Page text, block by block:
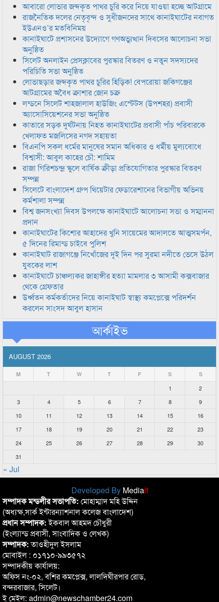
আবারো লোভার জব্দকৃত পাথর চুরি করে নিয়ে যাওয়া হচ্ছে আটগ্রামে
রাজনৈতিক দলের নেতৃবৃন্দ ও সুধীজনদের সাথে কানাইঘাটের নবাগত
ইউএনও’র মতবিনিময়
কানাইঘাটে প্রশাসনের উদ্যোগে গণঅভ্যুত্থান দিবসের আলোচনা সভা
অনুষ্ঠিত
সিলেট অনলাইন প্রেসক্লাবের পুরস্কার বিতরণ ও নতুন সদস্যদের
পরিচিতি সভা অনুষ্ঠিত
লোভাছড়ার জব্দকৃত পাথর চুরির হিড়িক! বেপরোয়া জকিগঞ্জের
আটগ্রামের অবৈধ ক্রাশার জোন চক্র
লন্ডনে সিলেট শাহজালাল হাউজিং এস্টেটস (উপশহর) প্রবাসী
অ্যাসোসিয়েশনের সভা অনুষ্ঠিত
কাতারে সড়ক দুর্ঘটনায় নিহত কানাইঘাটের প্রবাসী পাঁচ পরিবারকে
খেলাফত মজলিসের নগদ সহায়তা
বিএনপি সকল ধর্মের মানুষের সমান অধিকার ও ধর্মীয় মুল্যবোধে
বিশ্বাসী: আবুল কাহের চৌ: শামিম
রাজা গিরিশচন্দ্র স্কুলে বার্ষিক ক্রীড়া প্রতিযোগিতার পুরস্কার বিতরণ
সম্পন্ন
সিলেটে বাংলাদেশ গ্রুপ থিয়েটার ফেডারেশানের বিভাগীয় অভিনয়
কর্মশালা সম্পন্ন
বিশ্ব জনসংখ্যা দিবস উপলক্ষে কানাইঘাটে আলোচনা সভা ও সম্মাননা
প্রদান
কানাইঘাটের কিশোর আহাদের খুনি সায়েমের আদালতে আত্মসমর্পন,
৫ দিনের রিমান্ড চাইবে পুলিশ
কানাইঘাট রাজাগঞ্জে নিখোঁজের দুই দিন পর সুরমা নদীতে ভেসে উঠল
যুবকের লাশ
কানাইঘাটে চাঞ্চল্যকর জাহাঙ্গীর হত্যা মামলার ৩ আসামী কক্সবাজার
থেকে গ্রেফতার
উর্ধ্বতন কর্মকর্তাদের নিয়ে কানাইঘাট স্বাস্থ্য কমপ্লেক্সে পরিদর্শন
করলেন সাংসদ আবুল হাসান
আর্কাইভ
AUGUST 2026
M T W T F S S
1
2
3
4 5 6 7 8
9
10
11 12 13 14 15
16
17
18 19 20 21 22
23
24
25 26 27 28 29
30
31
« Jul
Developed By Mediait
সম্পাদক মন্ডলীর সভাপতি: মোহাম্মাদ মহি উদ্দিন
(অধ্যক্ষ,সার্ক ইন্টারন্যাশনাল কলেজ বাংলাদেশ)
প্রধান সম্পাদক:ইকবাল আহমদ চৌধুরী
(ইংল্যান্ড প্রবাসী, সাংবাদিক ও লেখক)
সম্পাদক:তাওহীদুল ইসলাম
মোবাইল : ০১৭১০-৯৯৩৫৭২
সম্পাদকীয় কার্যালয়:
অফিস নং-০২, বশির কমপ্লেক্স, লালদিঘীরপার রোড,
বন্দরবাজার, সিলেট।
ই মেইল: admin@newschamber24.com